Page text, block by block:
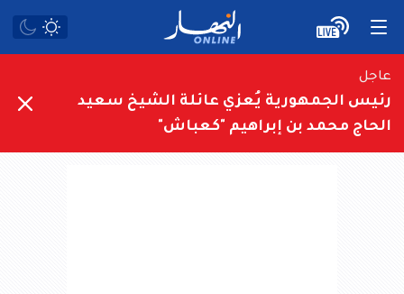
عاجل
رئيس الجمهورية يُعزي عائلة الشيخ سعيد
الحاج محمد بن إبراهيم "كعباش"